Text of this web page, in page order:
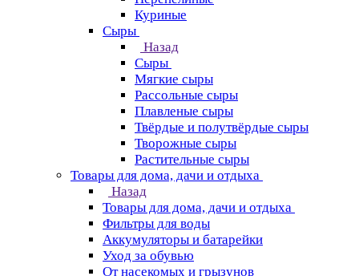
Куриные
Сыры
Назад
Сыры
Мягкие сыры
Рассольные сыры
Плавленые сыры
Твёрдые и полутвёрдые сыры
Творожные сыры
Растительные сыры
Товары для дома, дачи и отдыха
Назад
Товары для дома, дачи и отдыха
Фильтры для воды
Аккумуляторы и батарейки
Уход за обувью
От насекомых и грызунов